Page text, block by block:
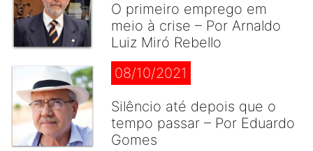
O primeiro emprego em
meio à crise – Por Arnaldo
Luiz Miró Rebello
08/10/2021
Silêncio até depois que o
tempo passar – Por Eduardo
Gomes